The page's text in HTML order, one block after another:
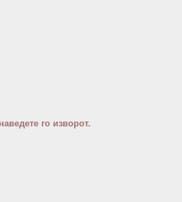
го изворот.